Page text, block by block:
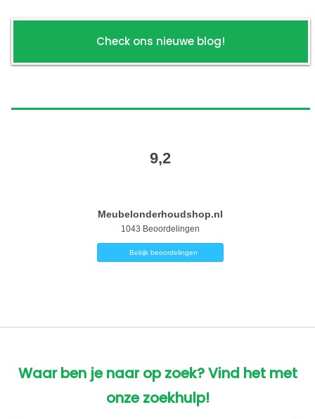
Check ons nieuwe blog!
9,2
Meubelonderhoudshop.nl
1043 Beoordelingen
Bekijk beoordelingen
Waar ben je naar op zoek? Vind het met
onze zoekhulp!